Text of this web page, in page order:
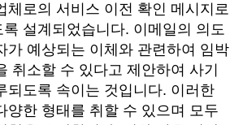
체로의 서비스 이전 확인 메시지로
록 설계되었습니다. 이메일의 의도
가 예상되는 이체와 관련하여 임박
취소할 수 있다고 제안하여 사기
되도록 속이는 것입니다. 이러한
양한 형태를 취할 수 있으며 모두